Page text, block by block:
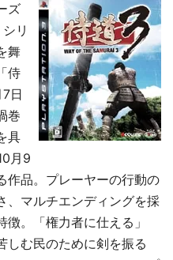
ズ
リ
舞
侍
日
巻
具
月9
作品。プレーヤーの行動の
、マルチエンディングを採
。「権力者に仕える」
しむ民のために剣を振る